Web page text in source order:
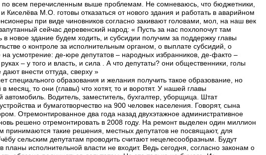
всем перечисленным выше проблемам. Не сомневаюсь, что бюджетники,
М.О. готовы отказаться от нового здания и работать в аварийном
при виде чиновников согласно закивают головами, мол, на наш век
сейчас деревенский народ: « Пусть за нас похлопочут там
в новое здание будем ходить, и субсидии получим за поддержку главы
о контроле за исполнительным органом, о выплате субсидий, о
на усмотрение: де-юре депутатов – народных избранников, де-факто –
– у того и власть, и сила . А что депутаты? они общественники, голы
внести оттуда, сверху »
специального образования и желания получить такое образование, но
месяц, то они (главы) что хотят, то и воротят. У нашей главы
Водитель, заместитель, бухгалтер, уборщица. Штат
и бумаготворчество на 900 человек населения. Говорят, сына
Отремонтированное два года назад двухэтажное административное
решено отремонтировать в 2008 году. На ремонт выделен один миллион
принимаются такие решения, местных депутатов не посвящают, для
сельским депутатам проводить считают нецелесообразным. Будут
планы исполнительной власти не входит. Ведь сегодня, согласно законам о